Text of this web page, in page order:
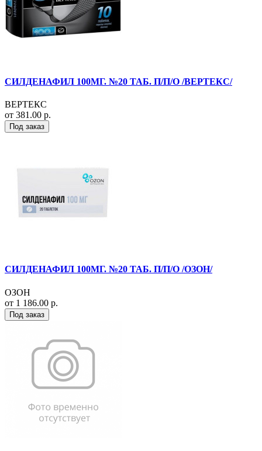
СИЛДЕНАФИЛ 100МГ. №20 ТАБ. П/П/О /ВЕРТЕКС/
ВЕРТЕКС
от 381.00 р.
Под заказ
СИЛДЕНАФИЛ 100МГ. №20 ТАБ. П/П/О /ОЗОН/
ОЗОН
от 1 186.00 р.
Под заказ